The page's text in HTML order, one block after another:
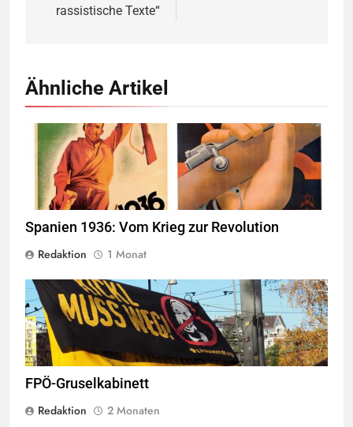
rassistische Texte“
Ähnliche Artikel
© Wikimedia Commons Quelle
Spanien 1936: Vom Krieg zur Revolution
Redaktion
1 Monat
© linkswende.org,CC-BY-SA-1.0
FPÖ-Gruselkabinett
Redaktion
2 Monaten